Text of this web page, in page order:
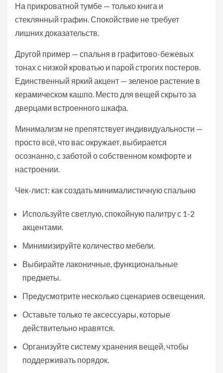
На прикроватной тумбе — только книга и
стеклянный графин. Спокойствие не требует
лишних доказательств.
Другой пример — спальня в графитово-бежевых
тонах с низкой кроватью и парой строгих постеров.
Единственный яркий акцент — зеленое растение в
керамическом кашпо. Место для вещей скрыто за
дверцами встроенного шкафа.
Минимализм не препятствует индивидуальности —
просто всё, что вас окружает, выбирается
осознанно, с заботой о собственном комфорте и
настроении.
Чек-лист: как создать минималистичную спальню
Используйте светлую, спокойную палитру с 1-2
акцентами.
Минимизируйте количество мебели.
Выбирайте лаконичные, функциональные
предметы.
Предусмотрите несколько сценариев освещения.
Оставьте только те аксессуары, которые
действительно нравятся.
Организуйте систему хранения вещей, чтобы
поддерживать порядок.